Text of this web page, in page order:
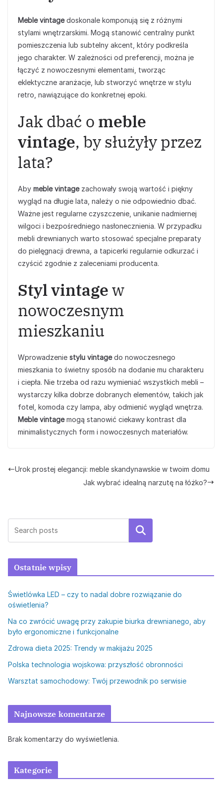
Meble vintagedoskonale komponują się z różnymi
stylami wnętrzarskimi. Mogą stanowić centralny punkt
pomieszczenia lub subtelny akcent, który podkreśla
jego charakter. W zależności od preferencji, można je
łączyć z nowoczesnymi elementami, tworząc
eklektyczne aranżacje, lub stworzyć wnętrze w stylu
retro, nawiązujące do konkretnej epoki.
Jak dbać o meble
vintage, by służyły przez
lata?
Aby meble vintagezachowały swoją wartość i piękny
wygląd na długie lata, należy o nie odpowiednio dbać.
Ważne jest regularne czyszczenie, unikanie nadmiernej
wilgoci i bezpośredniego nasłonecznienia. W przypadku
mebli drewnianych warto stosować specjalne preparaty
do pielęgnacji drewna, a tapicerki regularnie odkurzać i
czyścić zgodnie z zaleceniami producenta.
Styl vintagew
nowoczesnym
mieszkaniu
Wprowadzenie stylu vintagedo nowoczesnego
mieszkania to świetny sposób na dodanie mu charakteru
i ciepła. Nie trzeba od razu wymieniać wszystkich mebli –
wystarczy kilka dobrze dobranych elementów, takich jak
fotel, komoda czy lampa, aby odmienić wygląd wnętrza.
Meble vintagemogą stanowić ciekawy kontrast dla
minimalistycznych form i nowoczesnych materiałów.
Urok prostej elegancji: meble skandynawskie w twoim domu
Jak wybrać idealną narzutę na łóżko?
Szukaj
Ostatnie wpisy
Świetlówka LED – czy to nadal dobre rozwiązanie do
oświetlenia?
Na co zwrócić uwagę przy zakupie biurka drewnianego, aby
było ergonomiczne i funkcjonalne
Zdrowa dieta 2025: Trendy w makijażu 2025
Polska technologia wojskowa: przyszłość obronności
Warsztat samochodowy: Twój przewodnik po serwisie
Najnowsze komentarze
Brak komentarzy do wyświetlenia.
Kategorie